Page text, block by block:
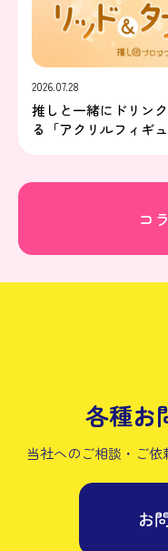
2026.07.28
推しと一緒にドリン
る「アクリルフィギ
コ
各種お
当社へのご相談・ご
お